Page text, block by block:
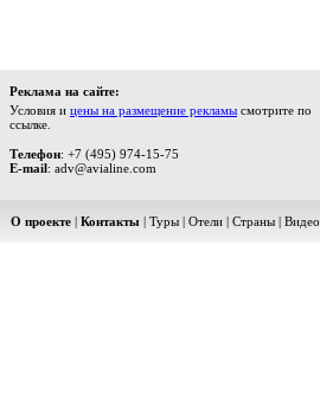
Реклама на сайте:
Условия и цены на размещение рекламы смотрите по
ссылке.
Телефон: +7 (495) 974-15-75
E-mail: adv@avialine.com
О проекте | Контакты | Туры | Отели | Страны | Видео